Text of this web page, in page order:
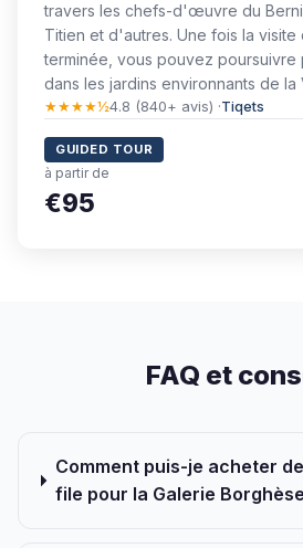
travers les chefs-d'œuvre du
Titien et d'autres. Une fois la
terminée, vous pouvez poursuivre
dans les jardins environnants de la
★★★★½4.8 (840+ avis) ·Tiqets
GUIDED TOUR
à partir de
€95
FAQ et
Comment puis-je acheter
file pour la Galerie